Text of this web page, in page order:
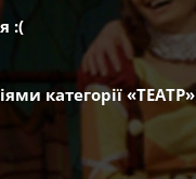
:(
категорії «ТЕАТР»